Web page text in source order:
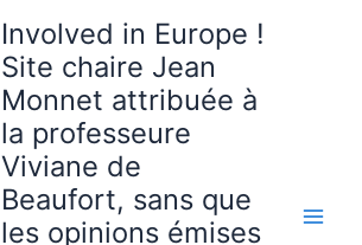
Involved in Europe !
Site chaire Jean
Monnet attribuée à
la professeure
Viviane de
Beaufort, sans que
les opinions émises